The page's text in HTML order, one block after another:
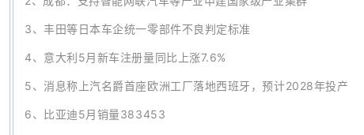
3、丰田等日本车企统一零部件不良判定标准
4、 意大利5月新车注册量同比上涨7.6%
5、消息称上汽名爵首座欧洲工厂落地西班牙，预计2028年投产
6、 比亚迪5月销量383453